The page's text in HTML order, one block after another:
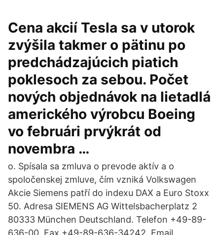
Cena akcií Tesla sa v utorok
zvýšila takmer o pätinu po
predchádzajúcich piatich
poklesoch za sebou. Počet
nových objednávok na lietadlá
amerického výrobcu Boeing
vo februári prvýkrát od
novembra …
o. Spísala sa zmluva o prevode aktív a o
spoločenskej zmluve, čím vzniká Volkswagen
Akcie Siemens patří do indexu DAX a Euro Stoxx
50. Adresa SIEMENS AG Wittelsbacherplatz 2
80333 München Deutschland. Telefon +49-89-
636-00. Fax +49-89-636-34242. Email